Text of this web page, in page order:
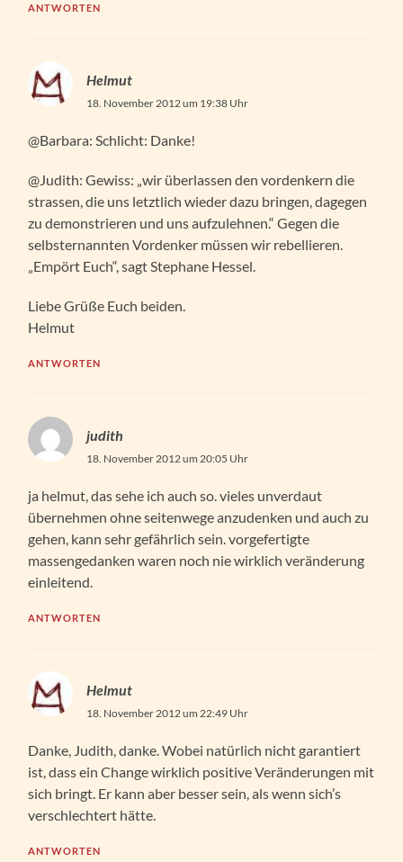
ANTWORTEN
Helmut
18. November 2012 um 19:38 Uhr
@Barbara: Schlicht: Danke!
@Judith: Gewiss: „wir überlassen den vordenkern die
strassen, die uns letztlich wieder dazu bringen, dagegen
zu demonstrieren und uns aufzulehnen.“ Gegen die
selbsternannten Vordenker müssen wir rebellieren.
„Empört Euch“, sagt Stephane Hessel.
Liebe Grüße Euch beiden.
Helmut
ANTWORTEN
judith
18. November 2012 um 20:05 Uhr
ja helmut, das sehe ich auch so. vieles unverdaut
übernehmen ohne seitenwege anzudenken und auch zu
gehen, kann sehr gefährlich sein. vorgefertigte
massengedanken waren noch nie wirklich veränderung
einleitend.
ANTWORTEN
Helmut
18. November 2012 um 22:49 Uhr
Danke, Judith, danke. Wobei natürlich nicht garantiert
ist, dass ein Change wirklich positive Veränderungen mit
sich bringt. Er kann aber besser sein, als wenn sich’s
verschlechtert hätte.
ANTWORTEN